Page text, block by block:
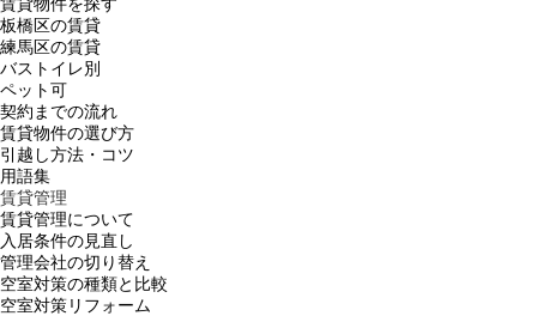
板橋区の賃貸
練馬区の賃貸
バストイレ別
ペット可
契約までの流れ
賃貸物件の選び方
引越し方法・コツ
用語集
賃貸管理
賃貸管理について
入居条件の見直し
管理会社の切り替え
空室対策の種類と比較
空室対策リフォーム